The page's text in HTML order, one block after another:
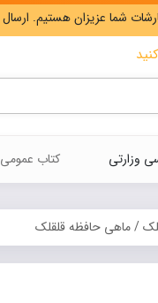
وزارتی کتاب عمومی
/ ماهی حافظه قلقلک